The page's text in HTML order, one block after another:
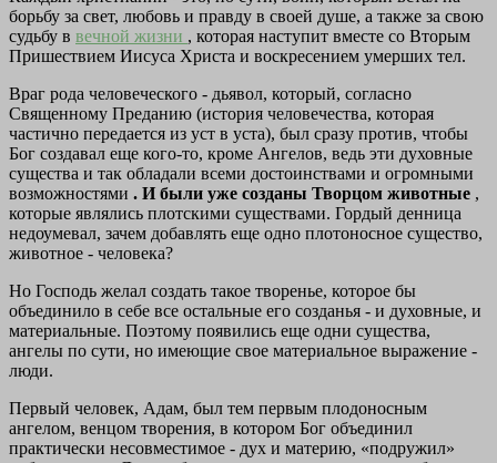
борьбу за свет, любовь и правду в своей душе, а также за свою
судьбу в вечной жизни , которая наступит вместе со Вторым
Пришествием Иисуса Христа и воскресением умерших тел.
Враг рода человеческого - дьявол, который, согласно
Священному Преданию (история человечества, которая
частично передается из уст в уста), был сразу против, чтобы
Бог создавал еще кого-то, кроме Ангелов, ведь эти духовные
существа и так обладали всеми достоинствами и огромными
возможностями . И были уже созданы Творцом животные ,
которые являлись плотскими существами. Гордый денница
недоумевал, зачем добавлять еще одно плотоносное существо,
животное - человека?
Но Господь желал создать такое творенье, которое бы
объединило в себе все остальные его созданья - и духовные, и
материальные. Поэтому появились еще одни существа,
ангелы по сути, но имеющие свое материальное выражение -
люди.
Первый человек, Адам, был тем первым плодоносным
ангелом, венцом творения, в котором Бог объединил
практически несовместимое - дух и материю, «подружил»